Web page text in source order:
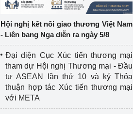
Hội nghị kết nối giao thương Việt Nam
- Liên bang Nga diễn ra ngày 5/8
Đại diện Cục Xúc tiến thương mại
tham dự Hội nghị Thương mại - Đầu
tư ASEAN lần thứ 10 và ký Thỏa
thuận hợp tác Xúc tiến thương mại
với META